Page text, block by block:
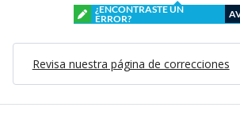
¿ENCONTRASTE UN
ERROR?
Revisa nuestra página de correcciones